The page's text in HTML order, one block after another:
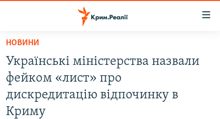
Перейти
основного
матеріалу
Перейти
до
основної
ВОДА.КРИМ
ВІДЕО ТА ФОТО
ПОЛІТИКА
НОВИНИ
Українські міністерства назвали
фейком «лист» про
дискредитацію відпочинку в
Криму